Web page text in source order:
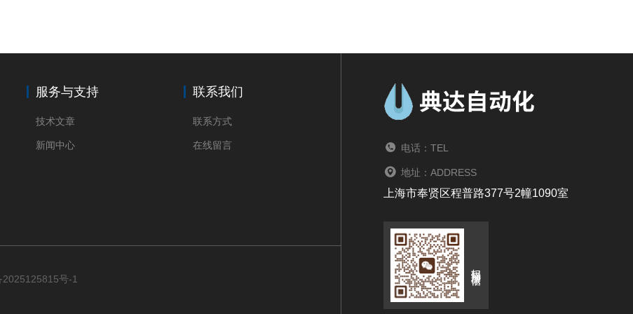
服务与支持
技术文章
新闻中心
联系我们
联系方式
在线留言
2025125815号-1
电话：TEL
地址：ADDRESS
上海市奉贤区程普路377号2幢1090室